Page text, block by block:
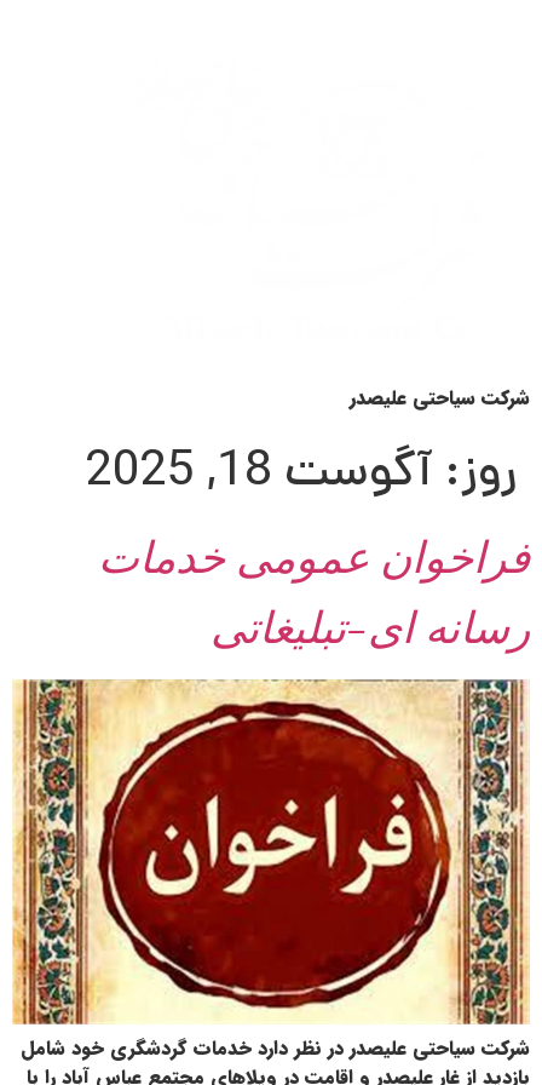
شرکت سیاحتی علیصدر
روز: آگوست 18, 2025
فراخوان عمومی خدمات
رسانه ای-تبلیغاتی
شرکت سیاحتی علیصدر در نظر دارد خدمات گردشگری خود شامل
بازدید از غار علیصدر و اقامت در ویلاهای مجتمع عباس آباد را با